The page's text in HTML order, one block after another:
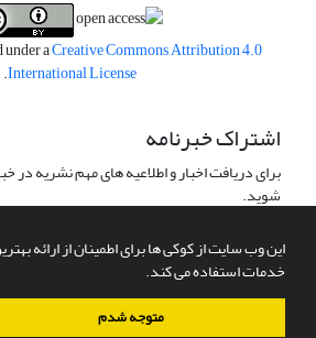
این وب سایت از کوکی ها برای اطمینان از ارائه
خدمات استفاده می کند.
متوجه شدم
aCreative Commons Attribution 4.0
International License
.
اشتراک خبرنامه
برای دریافت اخبار و اطلاعیه های مهم نشریه در
شوید.